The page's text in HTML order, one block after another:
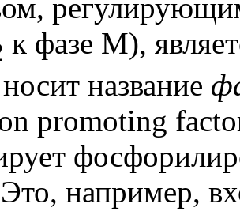
к фазе M),
название
promoting
например,